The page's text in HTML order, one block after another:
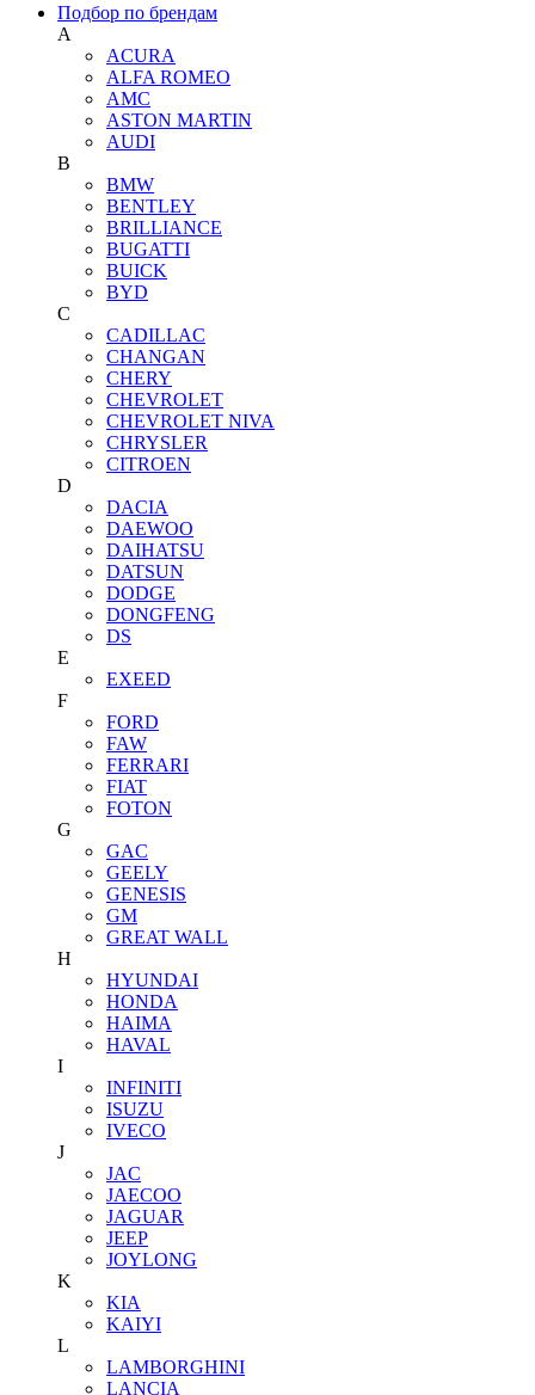
Подбор по брендам
A
ACURA
ALFA ROMEO
AMC
ASTON MARTIN
AUDI
B
BMW
BENTLEY
BRILLIANCE
BUGATTI
BUICK
BYD
C
CADILLAC
CHANGAN
CHERY
CHEVROLET
CHEVROLET NIVA
CHRYSLER
CITROEN
D
DACIA
DAEWOO
DAIHATSU
DATSUN
DODGE
DONGFENG
DS
E
EXEED
F
FORD
FAW
FERRARI
FIAT
FOTON
G
GAC
GEELY
GENESIS
GM
GREAT WALL
H
HYUNDAI
HONDA
HAIMA
HAVAL
I
INFINITI
ISUZU
IVECO
J
JAC
JAECOO
JAGUAR
JEEP
JOYLONG
K
KIA
KAIYI
L
LAMBORGHINI
LANCIA